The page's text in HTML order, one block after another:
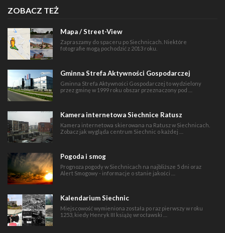
ZOBACZ TEŻ
Mapa / Street-View
Zapraszamy do spaceru po Siechnicach. Niektóre
fotografie mogą pochodzić z 2013 roku.
Gminna Strefa Aktywności Gospodarczej
Gminna Strefa Aktywności Gospodarczej to wydzielony
przez gminę w 1999 roku obszar przeznaczony pod …
Kamera internetowa Siechnice Ratusz
Kamera internetowa skierowana na Ratusz w Siechnicach.
Zobacz jak wygląda centrum Siechnic o każdej …
Pogoda i smog
Prognoza pogody w Siechnicach na najbliższe 5 dni oraz
Alert Smogowy - informacje o stanie jakości …
Kalendarium Siechnic
Miejscowość wymieniona została po raz pierwszy w roku
1253, kiedy Henryk III książę wrocławski …